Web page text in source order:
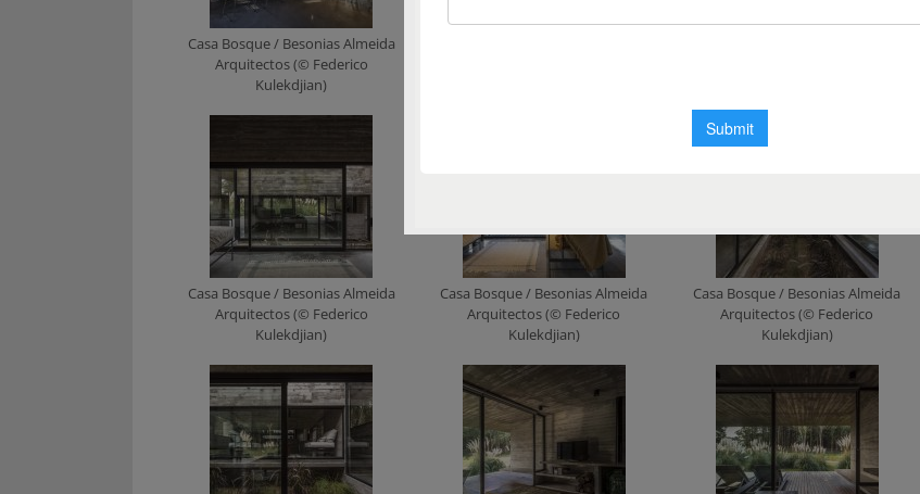
Casa Bosque / Besonias Almeida
Arquitectos (© Federico
Kulekdjian)
Casa Bosque / Besonias Almeida
Arquitectos (© Federico
Kulekdjian)
Casa Bosque / Besonias Almeida
Arquitectos (© Federico
Kulekdjian)
Casa Bosque / Besonias Almeida
Arquitectos (© Federico
Kulekdjian)